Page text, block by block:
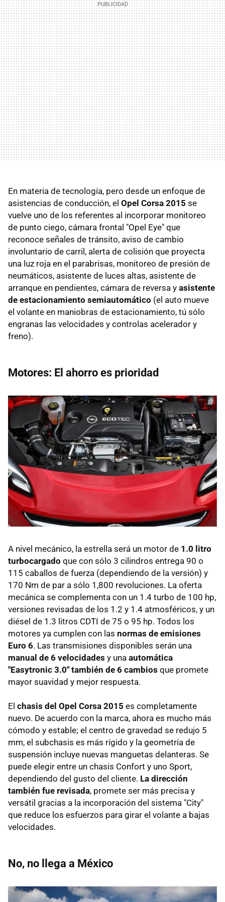
En materia de tecnología, pero desde un enfoque de
asistencias de conducción, el Opel Corsa 2015 se
vuelve uno de los referentes al incorporar monitoreo
de punto ciego, cámara frontal "Opel Eye" que
reconoce señales de tránsito, aviso de cambio
involuntario de carril, alerta de colisión que proyecta
una luz roja en el parabrisas, monitoreo de presión de
neumáticos, asistente de luces altas, asistente de
arranque en pendientes, cámara de reversa y asistente
de estacionamiento semiautomático (el auto mueve
el volante en maniobras de estacionamiento, tú sólo
engranas las velocidades y controlas acelerador y
freno).
Motores: El ahorro es prioridad
A nivel mecánico, la estrella será un motor de 1.0 litro
turbocargado que con sólo 3 cilindros entrega 90 o
115 caballos de fuerza (dependiendo de la versión) y
170 Nm de par a sólo 1,800 revoluciones. La oferta
mecánica se complementa con un 1.4 turbo de 100 hp,
versiones revisadas de los 1.2 y 1.4 atmosféricos, y un
diésel de 1.3 litros CDTI de 75 o 95 hp. Todos los
motores ya cumplen con las normas de emisiones
Euro 6. Las transmisiones disponibles serán una
manual de 6 velocidades y una automática
"Easytronic 3.0" también de 6 cambios que promete
mayor suavidad y mejor respuesta.
El chasis del Opel Corsa 2015 es completamente
nuevo. De acuerdo con la marca, ahora es mucho más
cómodo y estable; el centro de gravedad se redujo 5
mm, el subchasis es más rígido y la geometría de
suspensión incluye nuevas manguetas delanteras. Se
puede elegir entre un chasis Confort y uno Sport,
dependiendo del gusto del cliente. La dirección
también fue revisada, promete ser más precisa y
versátil gracias a la incorporación del sistema "City"
que reduce los esfuerzos para girar el volante a bajas
velocidades.
No, no llega a México